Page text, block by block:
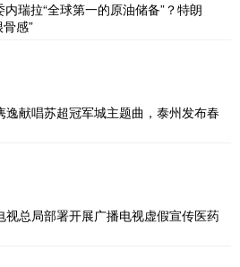
瑞拉“全球第一的原油储备”？特朗
感”
献唱苏超冠军城主题曲，泰州发布春
视总局部署开展广播电视虚假宣传医药